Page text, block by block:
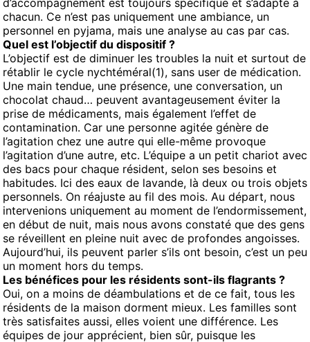
d’accompagnement est toujours spécifique et s’adapte à
chacun. Ce n’est pas uniquement une ambiance, un
personnel en pyjama, mais une analyse au cas par cas.
Quel est l’objectif du dispositif ?
L’objectif est de diminuer les troubles la nuit et surtout de
rétablir le cycle nychtéméral(1), sans user de médication.
Une main tendue, une présence, une conversation, un
chocolat chaud… peuvent avantageusement éviter la
prise de médicaments, mais également l’effet de
contamination. Car une personne agitée génère de
l’agitation chez une autre qui elle-même provoque
l’agitation d’une autre, etc. L’équipe a un petit chariot avec
des bacs pour chaque résident, selon ses besoins et
habitudes. Ici des eaux de lavande, là deux ou trois objets
personnels. On réajuste au fil des mois. Au départ, nous
intervenions uniquement au moment de l’endormissement,
en début de nuit, mais nous avons constaté que des gens
se réveillent en pleine nuit avec de profondes angoisses.
Aujourd’hui, ils peuvent parler s’ils ont besoin, c’est un peu
un moment hors du temps.
Les bénéfices pour les résidents sont-ils flagrants ?
Oui, on a moins de déambulations et de ce fait, tous les
résidents de la maison dorment mieux. Les familles sont
très satisfaites aussi, elles voient une différence. Les
équipes de jour apprécient, bien sûr, puisque les